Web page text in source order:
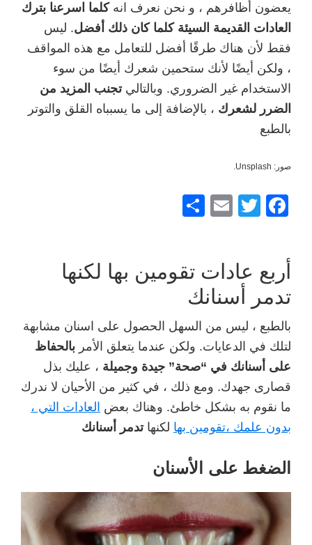
يعضون أظافرهم ، و نحن نعرف انهكلما اسرعنا بترك
العادات القديمة السيئة كلما كان ذلك أفضل. ليس
فقط لأن هناك طرقًا أفضل للتعامل مع هذه المواقف
، ولكن أيضًا لأنك ستحمين شعرك أيضًا من سوء
الاستخدام غير الضروري. وبالتاليتجنب المزيد من
الضرر لشعرك ، بالإضافة إلى ما يسبباه القلق والتوتر
بالطبع
صور: Unsplash.
F
e
b
o
o
k
T
er
E
أربع عادات تقومين بها لكنها
تدمر أسنانك
بالطبع ، ليس من السهل الحصول على اسنان مشابهة
لتلك في الدعايات. ولكن عندما يتعلق الأمر بالحفاظ
على أسنانك في “صحة” جيدة وجميلة ، عليك بذل
قصارى جهدك. ومع ذلك ، في كثير من الأحيان لا ندرك
ما نقوم به بشكل خاطئ. وهناك بعض العادات التي ،
بدون علمك ،تقومين بها لكنهاتدمر أسنانك
الضغط على الأسنان